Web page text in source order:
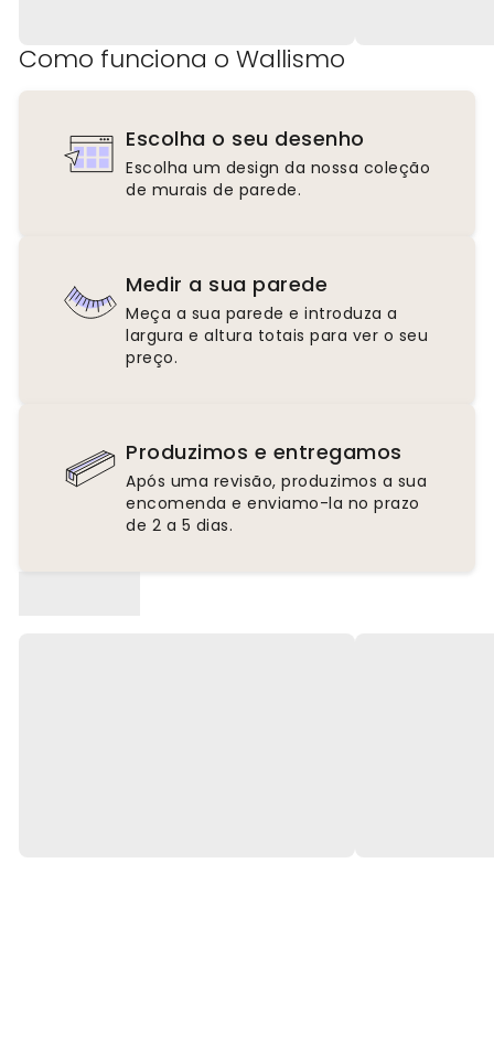
Como funciona o Wallismo
Escolha o seu desenho
Escolha um design da nossa coleção
de murais de parede.
Medir a sua parede
Meça a sua parede e introduza a
largura e altura totais para ver o seu
preço.
Produzimos e entregamos
Após uma revisão, produzimos a sua
encomenda e enviamo-la no prazo
de 2 a 5 dias.